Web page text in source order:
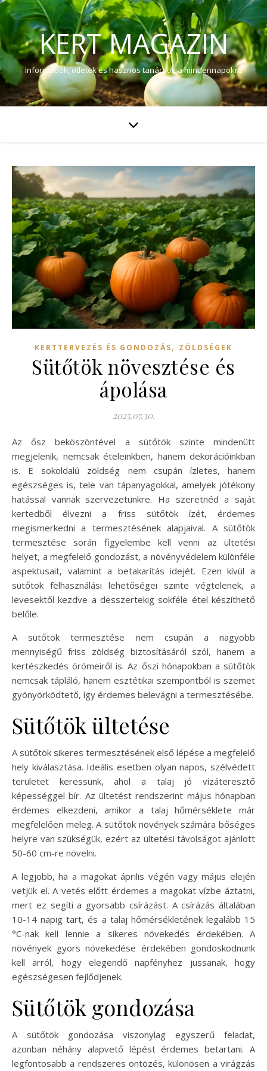
KERT MAGAZIN
Információk, ötletek és hasznos tanácsok a mindennapokra
KERTTERVEZÉS ÉS GONDOZÁS, ZÖLDSÉGEK
Sütőtök növesztése és
ápolása
2025.07.30.
Az ősz beköszöntével a sütőtök szinte mindenütt
megjelenik, nemcsak ételeinkben, hanem dekorációinkban
is. E sokoldalú zöldség nem csupán ízletes, hanem
egészséges is, tele van tápanyagokkal, amelyek jótékony
hatással vannak szervezetünkre. Ha szeretnéd a saját
kertedből élvezni a friss sütőtök ízét, érdemes
megismerkedni a termesztésének alapjaival. A sütőtök
termesztése során figyelembe kell venni az ültetési
helyet, a megfelelő gondozást, a növényvédelem különféle
aspektusait, valamint a betakarítás idejét. Ezen kívül a
sütőtök felhasználási lehetőségei szinte végtelenek, a
levesektől kezdve a desszertekig sokféle étel készíthető
belőle.
A sütőtök termesztése nem csupán a nagyobb
mennyiségű friss zöldség biztosításáról szól, hanem a
kertészkedés örömeiről is. Az őszi hónapokban a sütőtök
nemcsak tápláló, hanem esztétikai szempontból is szemet
gyönyörködtető, így érdemes belevágni a termesztésébe.
Sütőtök ültetése
A sütőtök sikeres termesztésének első lépése a megfelelő
hely kiválasztása. Ideális esetben olyan napos, szélvédett
területet keressünk, ahol a talaj jó vízáteresztő
képességgel bír. Az ültetést rendszerint május hónapban
érdemes elkezdeni, amikor a talaj hőmérséklete már
megfelelően meleg. A sütőtök növények számára bőséges
helyre van szükségük, ezért az ültetési távolságot ajánlott
50-60 cm-re növelni.
A legjobb, ha a magokat április végén vagy május elején
vetjük el. A vetés előtt érdemes a magokat vízbe áztatni,
mert ez segíti a gyorsabb csírázást. A csírázás általában
10-14 napig tart, és a talaj hőmérsékletének legalább 15
°C-nak kell lennie a sikeres növekedés érdekében. A
növények gyors növekedése érdekében gondoskodnunk
kell arról, hogy elegendő napfényhez jussanak, hogy
egészségesen fejlődjenek.
Sütőtök gondozása
A sütőtök gondozása viszonylag egyszerű feladat,
azonban néhány alapvető lépést érdemes betartani. A
legfontosabb a rendszeres öntözés, különösen a virágzás